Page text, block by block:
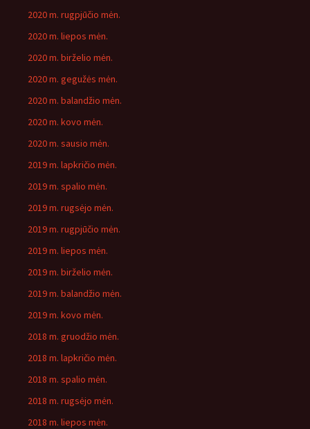
2020 m. rugpjūčio mėn.
2020 m. liepos mėn.
2020 m. birželio mėn.
2020 m. gegužės mėn.
2020 m. balandžio mėn.
2020 m. kovo mėn.
2020 m. sausio mėn.
2019 m. lapkričio mėn.
2019 m. spalio mėn.
2019 m. rugsėjo mėn.
2019 m. rugpjūčio mėn.
2019 m. liepos mėn.
2019 m. birželio mėn.
2019 m. balandžio mėn.
2019 m. kovo mėn.
2018 m. gruodžio mėn.
2018 m. lapkričio mėn.
2018 m. spalio mėn.
2018 m. rugsėjo mėn.
2018 m. liepos mėn.